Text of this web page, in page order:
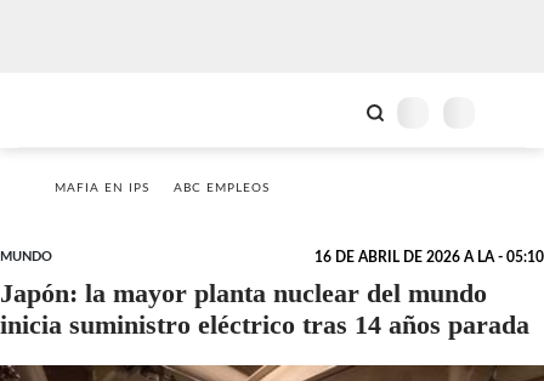
MAFIA EN IPS ABC EMPLEOS
MUNDO 16 DE ABRIL DE 2026 A LA - 05:10
Japón: la mayor planta nuclear del mundo
inicia suministro eléctrico tras 14 años parada